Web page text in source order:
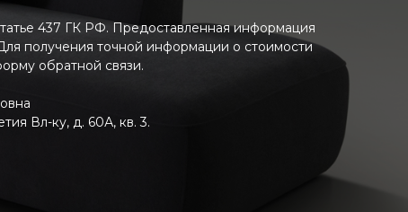
437 ГК РФ. Предоставленная информация
получения точной информации о стоимости
обратной связи.
Вл-ку, д. 60А, кв. 3.